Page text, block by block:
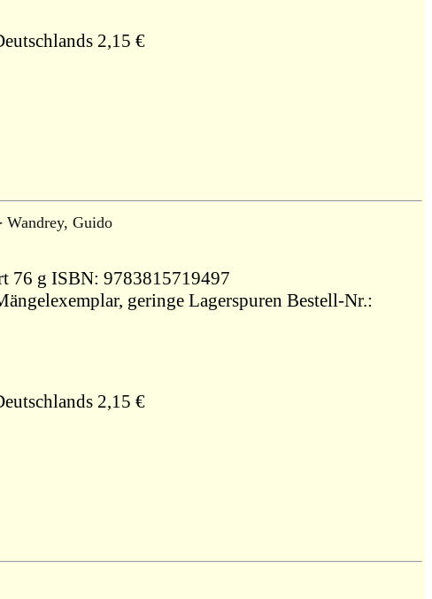
2,15 €
Wandrey, Guido
F, Broschiert 76 g ISBN: 9783815719497
geringe Lagerspuren Bestell-Nr.:
2,15 €